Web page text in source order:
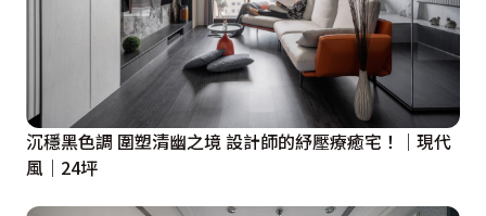
沉穩黑色調 圍塑清幽之境 設計師的紓壓療癒宅！｜現代
風｜24坪